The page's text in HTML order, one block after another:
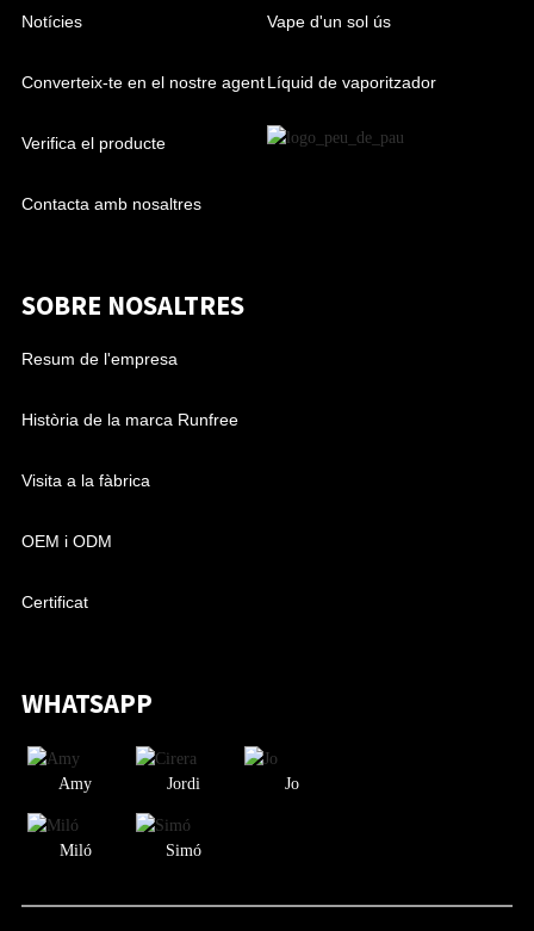
Notícies
Converteix-te en el nostre agent
Verifica el producte
Contacta amb nosaltres
Vape d'un sol ús
Líquid de vaporitzador
SOBRE NOSALTRES
Resum de l'empresa
Història de la marca Runfree
Visita a la fàbrica
OEM i ODM
Certificat
WHATSAPP
Amy Jordi Jo
Miló Simó